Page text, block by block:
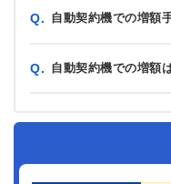
Q. 自動契約機での増額
Q. 自動契約機での増額